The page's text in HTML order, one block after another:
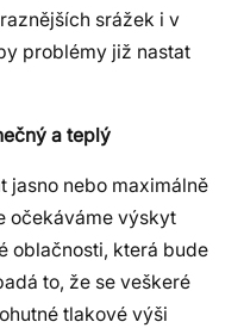
srážek i v
problémy již nastat
a teplý
jasno nebo maximálně
očekáváme výskyt
oblačnosti, která bude
to, že se veškeré
tlakové výši